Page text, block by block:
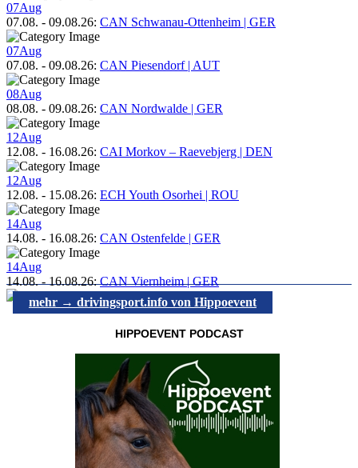
07Aug
07.08. - 09.08.26: CAN Schwanau-Ottenheim | GER
07Aug
07.08. - 09.08.26: CAN Piesendorf | AUT
08Aug
08.08. - 09.08.26: CAN Nordwalde | GER
12Aug
12.08. - 16.08.26: CAI Morkov – Raevebjerg | DEN
12Aug
12.08. - 15.08.26: ECH Youth Osorhei | ROU
14Aug
14.08. - 16.08.26: CAN Ostenfelde | GER
14Aug
14.08.-16.08.26:CAN Viernheim | GER
mehr → drivingsport.info von Hippoevent
HIPPOEVENT PODCAST